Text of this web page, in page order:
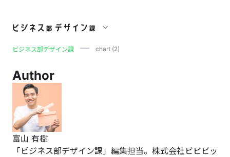
chart (2)
ビジネス部デザイン課 chart (2)
Author
富山 有樹
「ビジネス部デザイン課」編集担当。株式会社ビビビッ